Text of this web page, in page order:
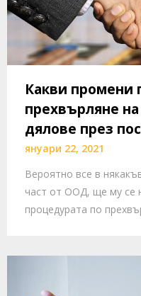
Какви промени
прехвърляне
дялове през
януари 22, 2021
Вероятно все в
част от ООД, ще му се
процедурата по